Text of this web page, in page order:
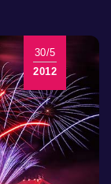
30/5
2012